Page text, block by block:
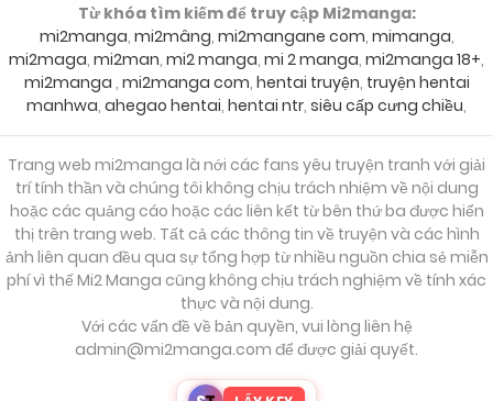
Từ khóa tìm kiếm để truy cập Mi2manga:
mi2manga, mi2mâng, mi2mangane com, mimanga,
mi2maga, mi2man, mi2 manga, mi 2 manga, mi2manga 18+,
mi2manga , mi2manga com, hentai truyện, truyện hentai
manhwa, ahegao hentai, hentai ntr, siêu cấp cưng chiều,
Trang web mi2manga là nới các fans yêu truyện tranh với giải
trí tính thần và chúng tôi không chịu trách nhiệm về nội dung
hoặc các quảng cáo hoặc các liên kết từ bên thứ ba được hiển
thị trên trang web. Tất cả các thông tin về truyện và các hình
ảnh liên quan đều qua sự tổng hợp từ nhiều nguồn chia sẻ miễn
phí vì thế Mi2 Manga cũng không chịu trách nghiệm về tính xác
thực và nội dung.
Với các vấn đề về bản quyền, vui lòng liên hệ
admin@mi2manga.com để được giải quyết.